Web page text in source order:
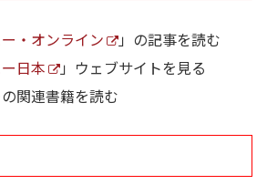
・オンライン
」の記事を読む
日本
」ウェブサイトを見る
関連書籍を読む